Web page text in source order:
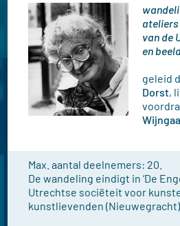
van de
en
geleid
Dorst,
Max. aantal deelnemers: 20.
De wandeling eindigt in ‘De
Utrechtse sociëteit voor
kunstlievenden (Nieuwegracht).